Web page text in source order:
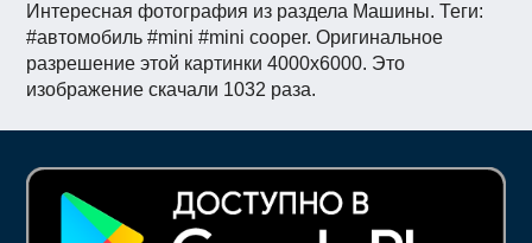
Интересная фотография из раздела Машины. Теги:
#автомобиль #mini #mini cooper. Оригинальное
разрешение этой картинки 4000x6000. Это
изображение скачали 1032 раза.